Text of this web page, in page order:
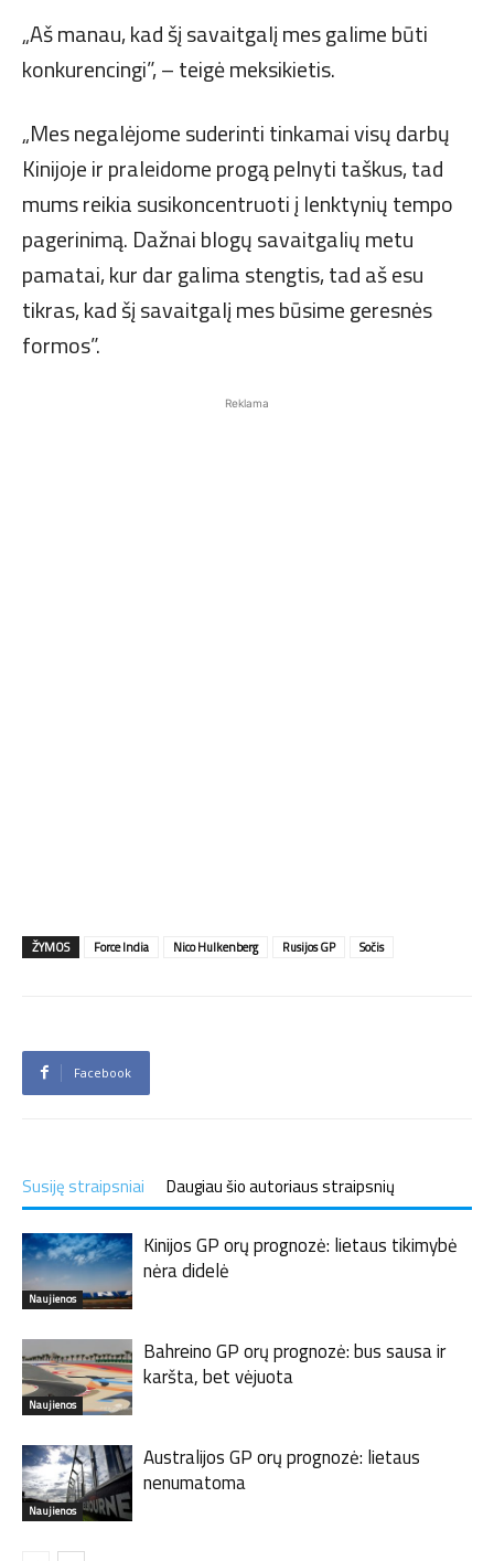
„Aš manau, kad šį savaitgalį mes galime būti
konkurencingi”, – teigė meksikietis.
„Mes negalėjome suderinti tinkamai visų darbų
Kinijoje ir praleidome progą pelnyti taškus, tad
mums reikia susikoncentruoti į lenktynių tempo
pagerinimą. Dažnai blogų savaitgalių metu
pamatai, kur dar galima stengtis, tad aš esu
tikras, kad šį savaitgalį mes būsime geresnės
formos”.
Reklama
ŽYMOS Force India Nico Hulkenberg Rusijos GP Sočis
Facebook
Susiję straipsniai Daugiau šio autoriaus straipsnių
Naujienos
Kinijos GP orų prognozė: lietaus tikimybė
nėra didelė
Naujienos
Bahreino GP orų prognozė: bus sausa ir
karšta, bet vėjuota
Naujienos
Australijos GP orų prognozė: lietaus
nenumatoma